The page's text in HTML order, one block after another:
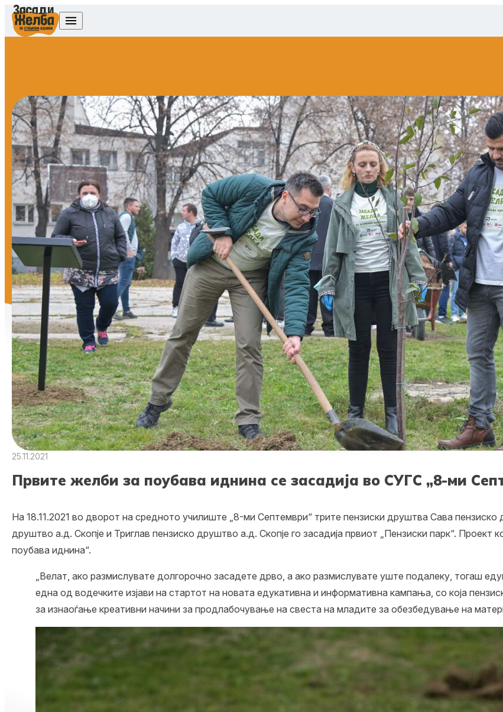
Skip to content
25.11.2021
Првите желби за поубава иднина се засадија во СУГС „8-ми
На 18.11.2021 во дворот на средното училиште „8-ми Септември“ трите пензиски друштва Сава
друштво а.д. Скопје и Триглав пензиско друштво а.д. Скопје го засадија првиот „Пензиски парк“. Проект
поубава иднина“.
„Велат, ако размислувате долгорочно засадете дрво, а ако размислувате уште подалеку, тогаш
една од водечките изјави на стартот на новата едукативна и информативна кампања, со која
за изнаоѓање креативни начини за продлабочување на свеста на младите за обезбедување на